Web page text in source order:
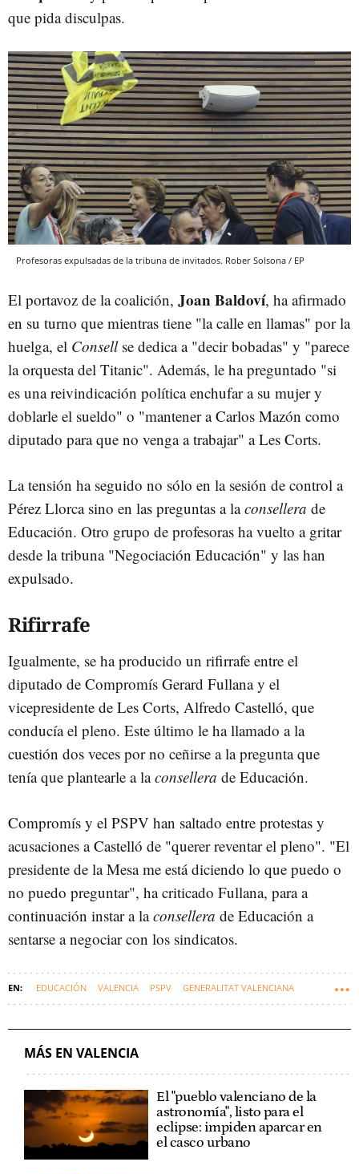
que pida disculpas.
Profesoras expulsadas de la tribuna de invitados. Rober Solsona / EP
El portavoz de la coalición, Joan Baldoví, ha afirmado
en su turno que mientras tiene "la calle en llamas" por la
huelga, el Consell se dedica a "decir bobadas" y "parece
la orquesta del Titanic". Además, le ha preguntado "si
es una reivindicación política enchufar a su mujer y
doblarle el sueldo" o "mantener a Carlos Mazón como
diputado para que no venga a trabajar" a Les Corts.
La tensión ha seguido no sólo en la sesión de control a
Pérez Llorca sino en las preguntas a laconsellera de
Educación. Otro grupo de profesoras ha vuelto a gritar
desde la tribuna "Negociación Educación" y las han
expulsado.
Rifirrafe
Igualmente, se ha producido un rifirrafe entre el
diputado de Compromís Gerard Fullana y el
vicepresidente de Les Corts, Alfredo Castelló, que
conducía el pleno. Este último le ha llamado a la
cuestión dos veces por no ceñirse a la pregunta que
tenía que plantearle a laconsellera de Educación.
Compromís y el PSPV han saltado entre protestas y
acusaciones a Castelló de "querer reventar el pleno". "El
presidente de la Mesa me está diciendo lo que puedo o
no puedo preguntar", ha criticado Fullana, para a
continuación instar a laconsellera de Educación a
sentarse a negociar con los sindicatos.
EDUCACIÓN VALENCIA PSPV GENERALITAT VALENCIANA
PARTIDO POPULAR C. VALENCIANA - PPCV
MÁS EN VALENCIA
El "pueblo valenciano de la
astronomía", listo para el
eclipse: impiden aparcar en
el casco urbano